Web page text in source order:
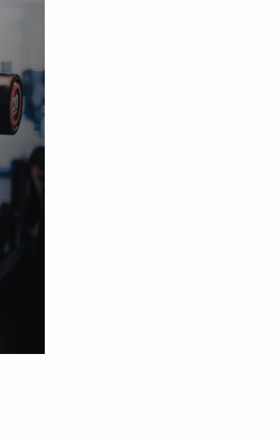
1ère séance offerte
Découvrez nos installations et rencontrez
nos coachs diplômés d'état. Sans
engagement.